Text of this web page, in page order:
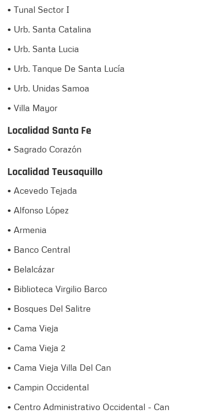
• Tunal Sector I
• Urb. Santa Catalina
• Urb. Santa Lucia
• Urb. Tanque De Santa Lucía
• Urb. Unidas Samoa
• Villa Mayor
Localidad Santa Fe
• Sagrado Corazón
Localidad Teusaquillo
• Acevedo Tejada
• Alfonso López
• Armenia
• Banco Central
• Belalcázar
• Biblioteca Virgilio Barco
• Bosques Del Salitre
• Cama Vieja
• Cama Vieja 2
• Cama Vieja Villa Del Can
• Campin Occidental
• Centro Administrativo Occidental - Can